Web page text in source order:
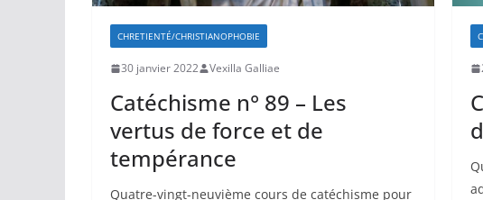
CHRETIENTÉ/CHRISTIANOPHOBIE
30 janvier 2022 Vexilla Galliae
Catéchisme n° 89 – Les
vertus de force et de
tempérance
Quatre-vingt-neuvième cours de catéchisme pour